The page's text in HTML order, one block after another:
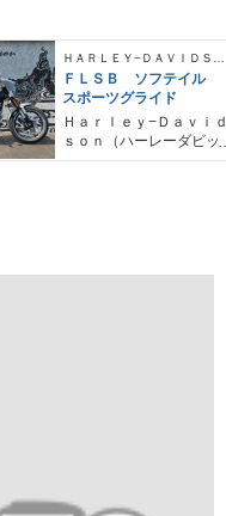
ＦＬＳＢ ソフテイル
スポーツグライド
Ｈａｒｌｅｙ−Ｄａｖｉｄ
ｓｏｎ（ハーレーダビッ